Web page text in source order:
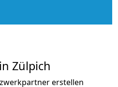
Zülpich
erstellen